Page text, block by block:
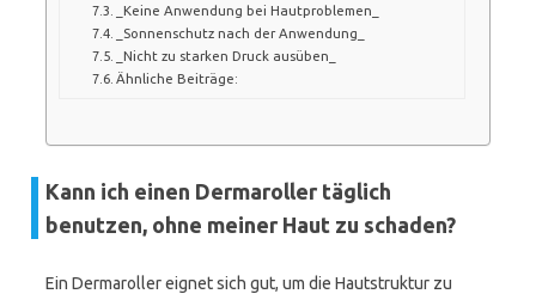
_Keine Anwendung bei Hautproblemen_
_Sonnenschutz nach der Anwendung_
_Nicht zu starken Druck ausüben_
Ähnliche Beiträge:
Kann ich einen Dermaroller täglich
benutzen, ohne meiner Haut zu schaden?
Ein Dermaroller eignet sich gut, um die Hautstruktur zu